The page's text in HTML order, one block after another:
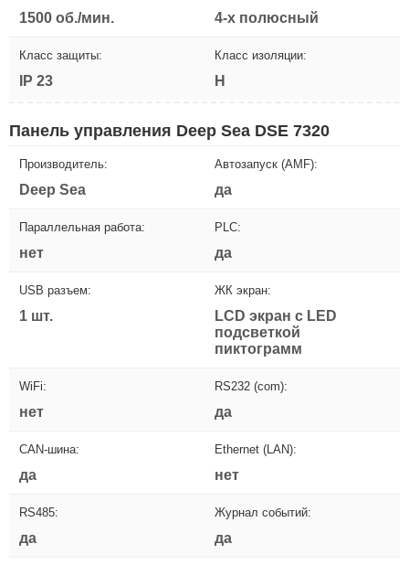
1500 об./мин. 4-х полюсный
Класс защиты:
IP 23
Класс изоляции:
H
Панель управления Deep Sea DSE 7320
Производитель:
Deep Sea
Автозапуск (AMF):
да
Параллельная работа:
нет
PLC:
да
USB разъем:
1 шт.
ЖК экран:
LCD экран с LED
подсветкой
пиктограмм
WiFi:
нет
RS232 (com):
да
CAN-шина:
да
Ethernet (LAN):
нет
RS485:
да
Журнал событий:
да